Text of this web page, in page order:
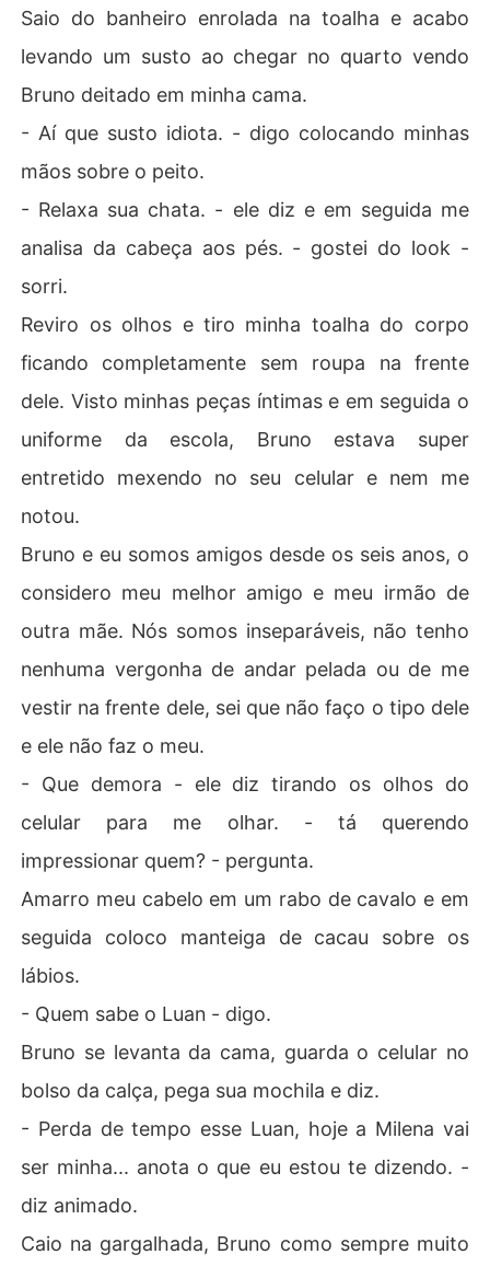
Saio do banheiro enrolada na toalha e acabo
levando um susto ao chegar no quarto vendo
Bruno deitado em minha cama.
- Aí que susto idiota. - digo colocando minhas
mãos sobre o peito.
- Relaxa sua chata. - ele diz e em seguida me
analisa da cabeça aos pés. - gostei do look -
sorri.
Reviro os olhos e tiro minha toalha do corpo
ficando completamente sem roupa na frente
dele. Visto minhas peças íntimas e em seguida o
uniforme da escola, Bruno estava super
entretido mexendo no seu celular e nem me
notou.
Bruno e eu somos amigos desde os seis anos, o
considero meu melhor amigo e meu irmão de
outra mãe. Nós somos inseparáveis, não tenho
nenhuma vergonha de andar pelada ou de me
vestir na frente dele, sei que não faço o tipo dele
e ele não faz o meu.
- Que demora - ele diz tirando os olhos do
celular para me olhar. - tá querendo
impressionar quem? - pergunta.
Amarro meu cabelo em um rabo de cavalo e em
seguida coloco manteiga de cacau sobre os
lábios.
- Quem sabe o Luan - digo.
Bruno se levanta da cama, guarda o celular no
bolso da calça, pega sua mochila e diz.
- Perda de tempo esse Luan, hoje a Milena vai
ser minha... anota o que eu estou te dizendo. -
diz animado.
Caio na gargalhada, Bruno como sempre muito